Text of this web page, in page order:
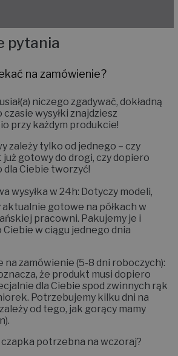
pytania
na zamówienie?
niczego zgadywać, dokładną
wysyłki znajdziesz
przy każdym produkcie!
zależy tylko od jednego – czy
gotowy do drogi, czy dopiero
dla Ciebie tworzyć!
wysyłka w 24h: Dotyczy modeli,
gotowe na półkach w
pracowni. Pakujemy je i
Ciebie w ciągu jednego dnia
na zamówienie (5-8 dni roboczych):
że produkt musi dopiero
dla Ciebie spod zwinnych rąk
Potrzebujemy kilku dni na
od tego, jak gorący mamy
czapka potrzebna na wczoraj?